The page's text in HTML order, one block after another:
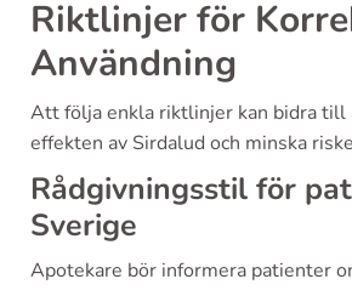
Riktlinjer för
Användning
Att följa enkla riktlinjer kan bidra till
effekten av Sirdalud och minska
Rådgivningsstil för
Sverige
Apotekare bör informera patienter